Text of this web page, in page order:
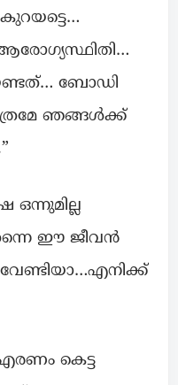
ആരോഗ്യസ്ഥിതി…
ബോഡി
ഞങ്ങൾക്ക്
ഈ ജീവൻ
വേണ്ടിയാ…എനിക്ക്
കെട്ട